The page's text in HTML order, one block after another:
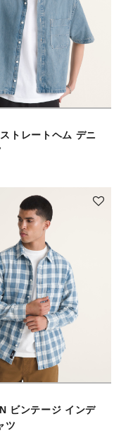
トレートヘム デニ
ビンテージ インデ
ツ